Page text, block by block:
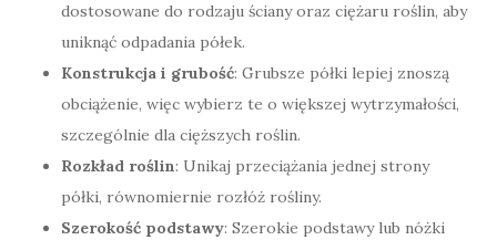
dostosowane do rodzaju ściany oraz ciężaru roślin, aby
uniknąć odpadania półek.
Konstrukcja i grubość: Grubsze półki lepiej znoszą
obciążenie, więc wybierz te o większej wytrzymałości,
szczególnie dla cięższych roślin.
Rozkład roślin: Unikaj przeciążania jednej strony
półki, równomiernie rozłóż rośliny.
Szerokość podstawy: Szerokie podstawy lub nóżki